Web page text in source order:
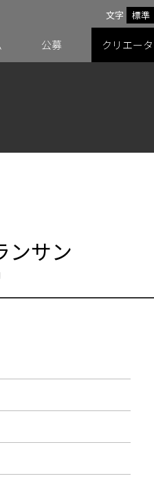
文字サイズ
標準
ンドスペー
ンドスペー
ーツアンド
公募 クリエー
ンサン